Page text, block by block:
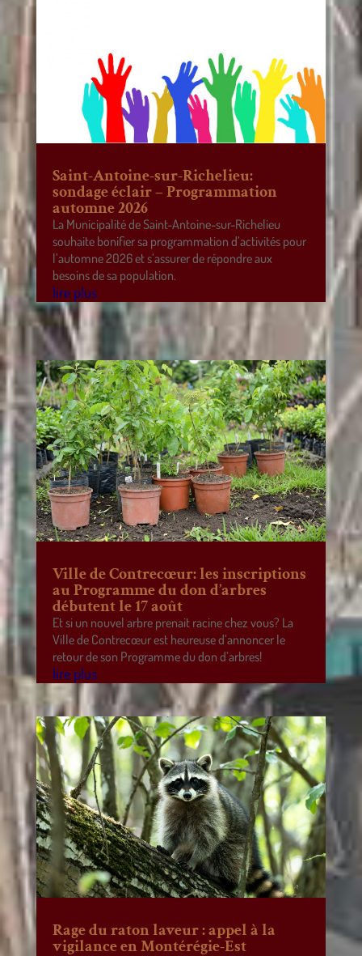
Saint-Antoine-sur-Richelieu:
sondage éclair – Programmation
automne 2026
La Municipalité de Saint-Antoine-sur-Richelieu
souhaite bonifier sa programmation d’activités pour
l’automne 2026 et s’assurer de répondre aux
besoins de sa population.
lire plus
Ville de Contrecœur: les inscriptions
au Programme du don d’arbres
débutent le 17 août
Et si un nouvel arbre prenait racine chez vous? La
Ville de Contrecœur est heureuse d’annoncer le
retour de son Programme du don d’arbres!
lire plus
Rage du raton laveur : appel à la
vigilance en Montérégie-Est